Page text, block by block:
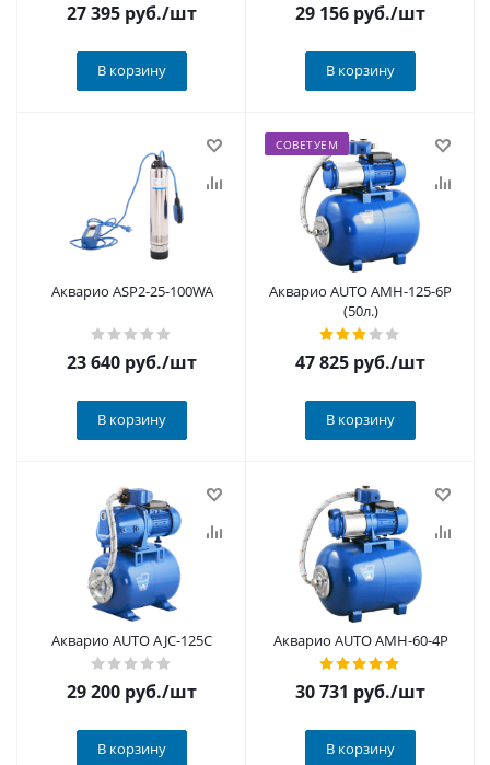
27 395 руб./шт
В корзину
29 156 руб./шт
В корзину
Акварио ASP2-25-100WA
23 640 руб./шт
В корзину
СОВЕТУЕМ
Акварио AUTO AMH-125-6P
(50л.)
47 825 руб./шт
В корзину
Акварио AUTO AJC-125C
29 200 руб./шт
В корзину
Акварио AUTO AMH-60-4P
30 731 руб./шт
В корзину